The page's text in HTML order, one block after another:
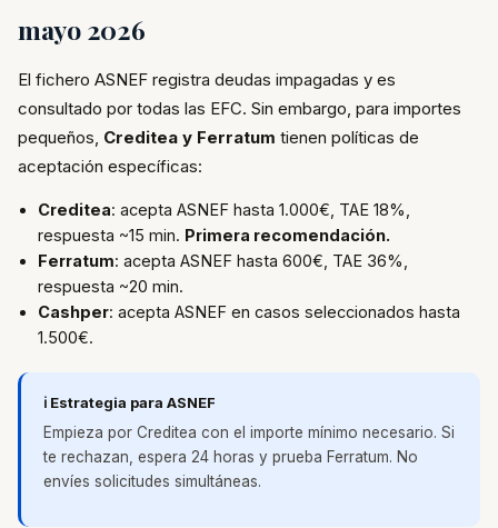
mayo 2026
El fichero ASNEF registra deudas impagadas y es
consultado por todas las EFC. Sin embargo, para importes
pequeños, Creditea y Ferratum tienen políticas de
aceptación específicas:
Creditea: acepta ASNEF hasta 1.000€, TAE 18%,
respuesta ~15 min. Primera recomendación.
Ferratum: acepta ASNEF hasta 600€, TAE 36%,
respuesta ~20 min.
Cashper: acepta ASNEF en casos seleccionados hasta
1.500€.
ℹ️ Estrategia para ASNEF
Empieza por Creditea con el importe mínimo necesario. Si
te rechazan, espera 24 horas y prueba Ferratum. No
envíes solicitudes simultáneas.